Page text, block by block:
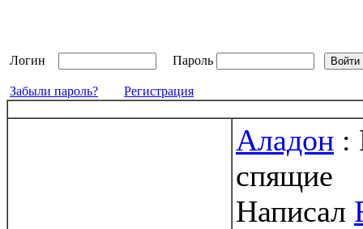
Логин Пароль
Забыли пароль? Регистрация
Аладон :
спящие
Написал